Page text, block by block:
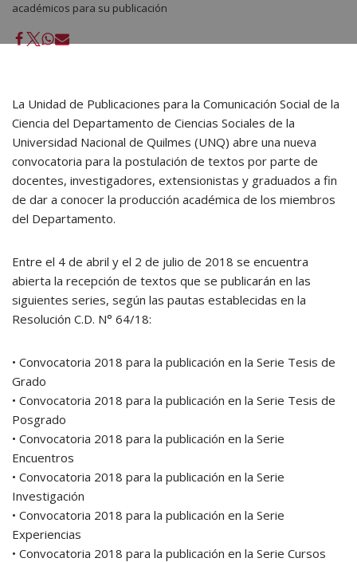
académicos para su publicación
La Unidad de Publicaciones para la Comunicación Social de la
Ciencia del Departamento de Ciencias Sociales de la
Universidad Nacional de Quilmes (UNQ) abre una nueva
convocatoria para la postulación de textos por parte de
docentes, investigadores, extensionistas y graduados a fin
de dar a conocer la producción académica de los miembros
del Departamento.
Entre el 4 de abril y el 2 de julio de 2018 se encuentra
abierta la recepción de textos que se publicarán en las
siguientes series, según las pautas establecidas en la
Resolución C.D. N° 64/18:
• Convocatoria 2018 para la publicación en la Serie Tesis de
Grado
• Convocatoria 2018 para la publicación en la Serie Tesis de
Posgrado
• Convocatoria 2018 para la publicación en la Serie
Encuentros
• Convocatoria 2018 para la publicación en la Serie
Investigación
• Convocatoria 2018 para la publicación en la Serie
Experiencias
• Convocatoria 2018 para la publicación en la Serie Cursos